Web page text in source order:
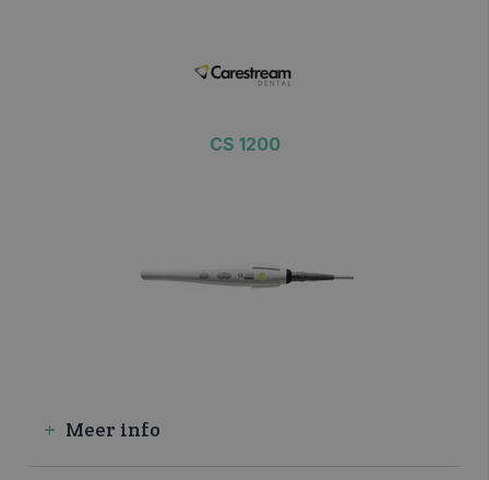
CS 1200
Meer info